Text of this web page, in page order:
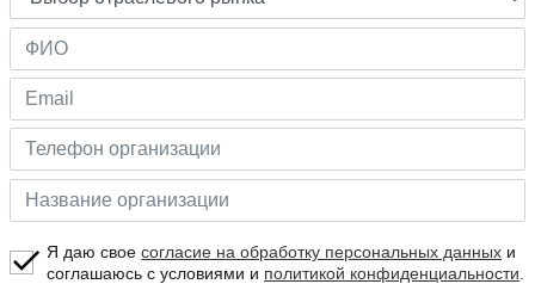
Я даю своесогласие на обработку персональных данных и
соглашаюсь с условиями и политикой конфиденциальности